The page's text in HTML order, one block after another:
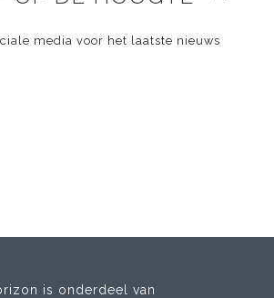
media voor het laatste nieuws
is onderdeel van